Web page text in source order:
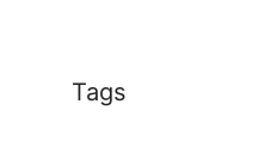
Tags